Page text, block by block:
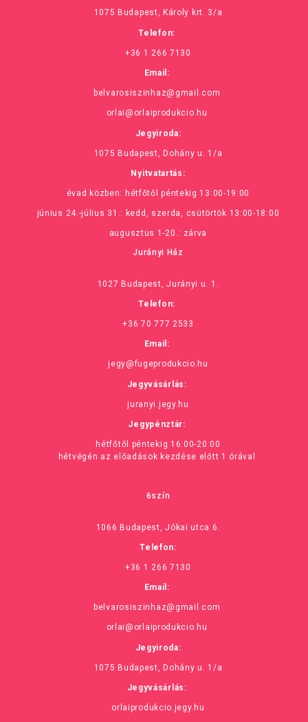
1075 Budapest, Károly krt. 3/a
Telefon:
+36 1 266 7130
Email:
belvarosiszinhaz@gmail.com
orlai@orlaiprodukcio.hu
Jegyiroda:
1075 Budapest, Dohány u. 1/a
Nyitvatartás:
évad közben: hétfőtől péntekig 13:00-19:00
június 24.-július 31.: kedd, szerda, csütörtök 13:00-18:00
augusztus 1-20.: zárva
Jurányi Ház
1027 Budapest, Jurányi u. 1.
Telefon:
+36 70 777 2533
Email:
jegy@fugeprodukcio.hu
Jegyvásárlás:
juranyi.jegy.hu
Jegypénztár:
hétfőtől péntekig 16:00-20:00
hétvégén az előadások kezdése előtt 1 órával
6szín
1066 Budapest, Jókai utca 6.
Telefon:
+36 1 266 7130
Email:
belvarosiszinhaz@gmail.com
orlai@orlaiprodukcio.hu
Jegyiroda:
1075 Budapest, Dohány u. 1/a
Jegyvásárlás:
orlaiprodukcio.jegy.hu